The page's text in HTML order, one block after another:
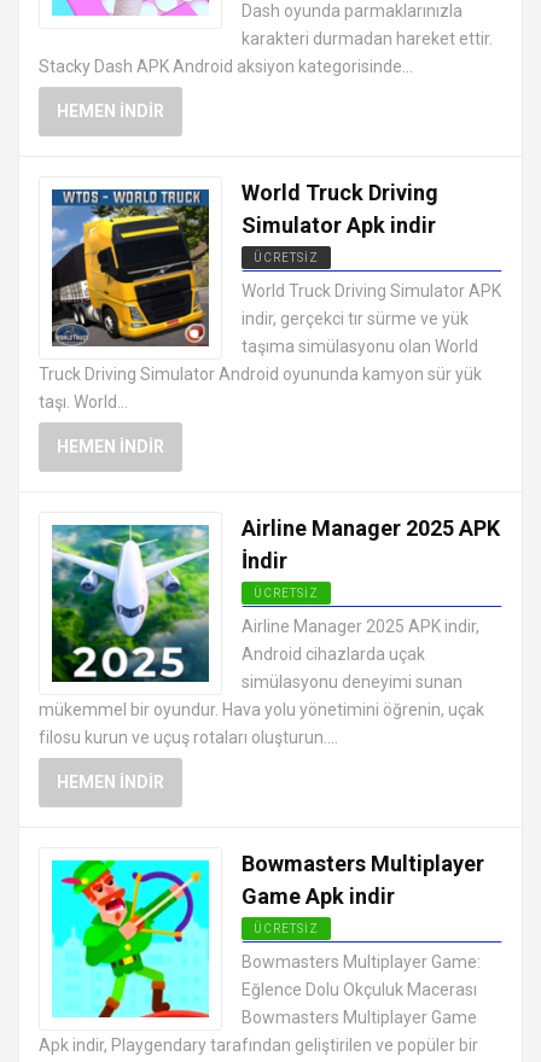
Dash oyunda parmaklarınızla
karakteri durmadan hareket ettir.
Stacky Dash APK Android aksiyon kategorisinde...
HEMEN İNDIR
World Truck Driving
Simulator Apk indir
ÜCRETSIZ
EN İYI ANDROID APK OYUNLARI
ÜCRETSIZ
World Truck Driving Simulator APK
indir, gerçekci tır sürme ve yük
taşıma simülasyonu olan World
Truck Driving Simulator Android oyununda kamyon sür yük
taşı. World...
HEMEN İNDIR
Airline Manager 2025 APK
İndir
ÜCRETSIZ
EN İYI ANDROID APK OYUNLARI
ÜCRETSIZ
Airline Manager 2025 APK indir,
Android cihazlarda uçak
simülasyonu deneyimi sunan
mükemmel bir oyundur. Hava yolu yönetimini öğrenin, uçak
filosu kurun ve uçuş rotaları oluşturun....
HEMEN İNDIR
Bowmasters Multiplayer
Game Apk indir
ÜCRETSIZ
EN İYI ANDROID APK OYUNLARI
ÜCRETSIZ
Bowmasters Multiplayer Game:
Eğlence Dolu Okçuluk Macerası
Bowmasters Multiplayer Game
Apk indir, Playgendary tarafından geliştirilen ve popüler bir